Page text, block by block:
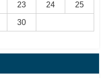
23 24 25
30